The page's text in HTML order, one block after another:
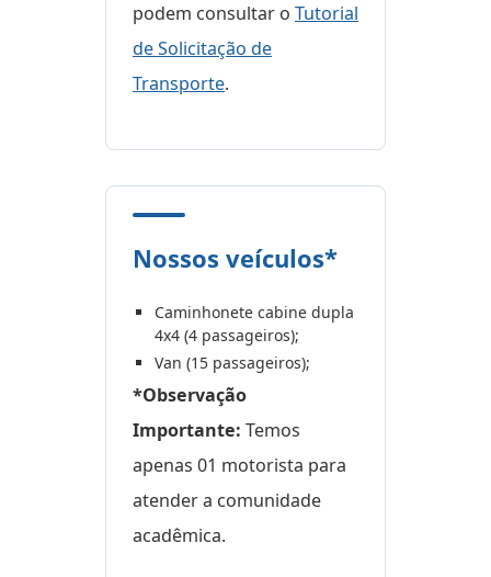
podem consultar o Tutorial
de Solicitação de
Transporte.
Nossos veículos*
Caminhonete cabine dupla
4x4 (4 passageiros);
Van (15 passageiros);
*Observação
Importante: Temos
apenas 01 motorista para
atender a comunidade
acadêmica.